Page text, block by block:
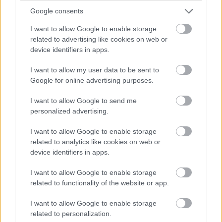
Google consents
I want to allow Google to enable storage
related to advertising like cookies on web or
device identifiers in apps.
I want to allow my user data to be sent to
Google for online advertising purposes.
I want to allow Google to send me
personalized advertising.
I want to allow Google to enable storage
related to analytics like cookies on web or
device identifiers in apps.
I want to allow Google to enable storage
related to functionality of the website or app.
I want to allow Google to enable storage
related to personalization.
Lindbladon. Verstappen viszont egyelőre messze a hetedik
helyen haladó Gaslytól.
Russell viszont fokozatosan közelít Piastrira, már csak fél
A visszajátszásból látszik, hogy Antonelli borzalmasan
visszafulladt a startnál és kiforogtak a kerekei, de a győzelmi
esélyeit legalább ennyire rontja, hogy körök óta nem boldogul
Verstappen vetődött be a hajtűben Lindblad mellé, feljött
nyolcadiknak a holland.